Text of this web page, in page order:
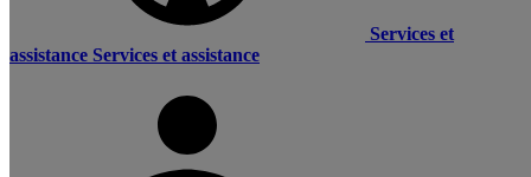
Services et
assistance Services et assistance